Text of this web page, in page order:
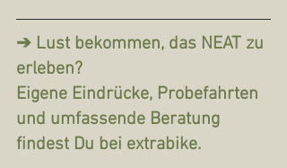
➔ Lust bekommen, das NEAT zu
erleben?
Eigene Eindrücke, Probefahrten
und umfassende Beratung
findest Du bei extrabike.